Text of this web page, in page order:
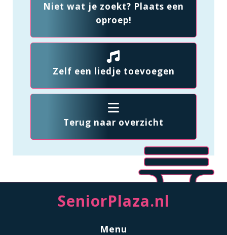
Niet wat je zoekt? Plaats een
oproep!
Zelf een liedje toevoegen
Terug naar overzicht
SeniorPlaza.nl
Menu